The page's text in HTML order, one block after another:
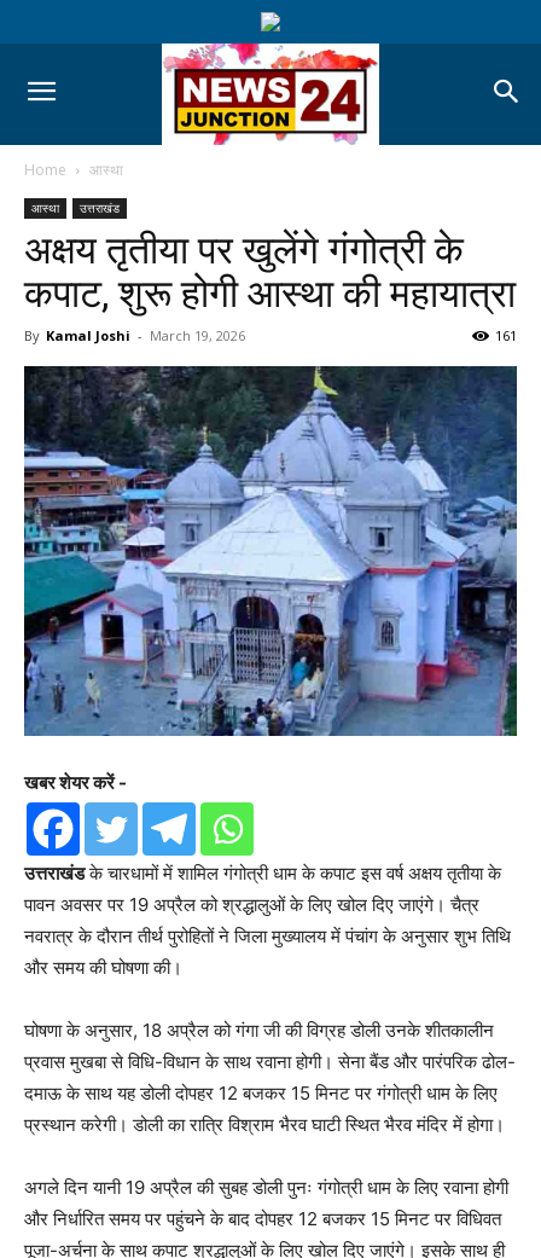
Home आस्था
आस्था उत्तराखंड
अक्षय तृतीया पर खुलेंगे गंगोत्री के
कपाट, शुरू होगी आस्था की महायात्रा
By Kamal Joshi - March 19, 2026 161
खबर शेयर करें -
उत्तराखंडके चारधामों में शामिल गंगोत्री धाम के कपाट इस वर्ष अक्षय तृतीया के
पावन अवसर पर 19 अप्रैल को श्रद्धालुओं के लिए खोल दिए जाएंगे। चैत्र
नवरात्र के दौरान तीर्थ पुरोहितों ने जिला मुख्यालय में पंचांग के अनुसार शुभ तिथि
और समय की घोषणा की।
घोषणा के अनुसार, 18 अप्रैल को गंगा जी की विग्रह डोली उनके शीतकालीन
प्रवास मुखबा से विधि-विधान के साथ रवाना होगी। सेना बैंड और पारंपरिक ढोल-
दमाऊ के साथ यह डोली दोपहर 12 बजकर 15 मिनट पर गंगोत्री धाम के लिए
प्रस्थान करेगी। डोली का रात्रि विश्राम भैरव घाटी स्थित भैरव मंदिर में होगा।
अगले दिन यानी 19 अप्रैल की सुबह डोली पुनः गंगोत्री धाम के लिए रवाना होगी
और निर्धारित समय पर पहुंचने के बाद दोपहर 12 बजकर 15 मिनट पर विधिवत
पूजा-अर्चना के साथ कपाट श्रद्धालुओं के लिए खोल दिए जाएंगे। इसके साथ ही